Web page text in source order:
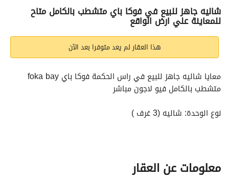
التفاصيل الاتجاهات والمؤشرات رهن عقاري
شاليه جاهز للبيع في فوكا باي متشطب بالكامل متاح
للمعاينة علي ارض الواقع
هذا العقار لم يعد متوفرا بعد الآن
متشطب بالكامل فيو لاجون مباشر
نوع الوحدة: شاليه (3 غرف )
للتفاصيل والمعاينة :
عرض معلومات الاتصال
معلومات عن العقار